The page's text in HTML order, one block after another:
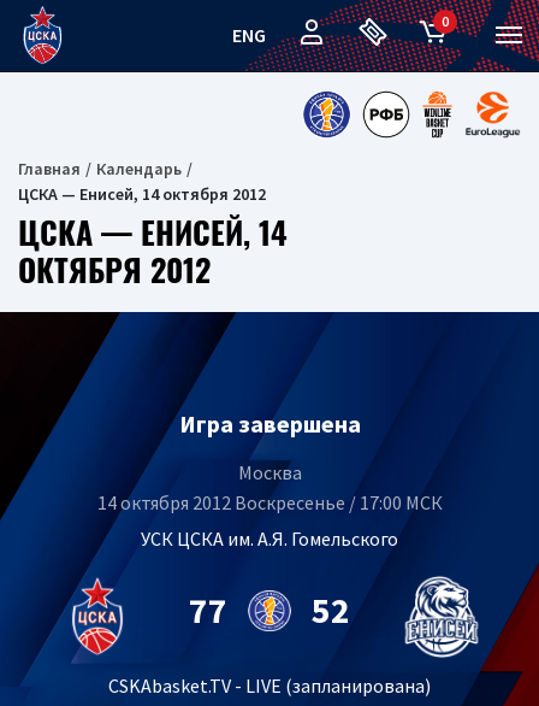
ENG
0
Главная
Календарь
ЦСКА — Енисей, 14 октября 2012
ЦСКА — ЕНИСЕЙ, 14
ОКТЯБРЯ 2012
Игра завершена
Москва
14 октября 2012 Воскресенье / 17:00 МСК
УСК ЦСКА им. А.Я. Гомельского
77 52
CSKAbasket.TV - LIVE (запланирована)